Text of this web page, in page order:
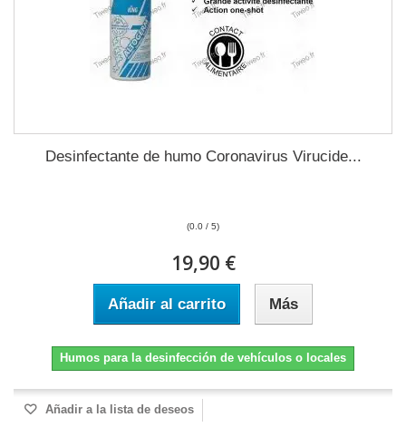
Desinfectante de humo Coronavirus Virucide...
(0.0 / 5)
19,90 €
Añadir al carrito Más
Humos para la desinfección de vehículos o locales
Añadir a la lista de deseos